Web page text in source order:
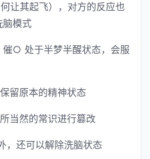
让其起飞），对方的反应也
脑模式
催○ 处于半梦半醒状态，会服
留原本的精神状态
当然的常识进行篡改
，还可以解除洗脑状态